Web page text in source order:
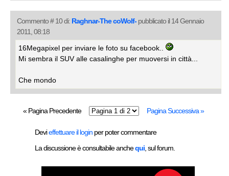
Commento # 10 di: Raghnar-The coWolf-pubblicato il 14 Gennaio
2011, 08:18
16Megapixel per inviare le foto su facebook..
Mi sembra il SUV alle casalinghe per muoversi in città...
Che mondo
« Pagina Precedente Pagina Successiva »
Devieffettuare il login per poter commentare
La discussione è consultabile anchequi , sul forum.